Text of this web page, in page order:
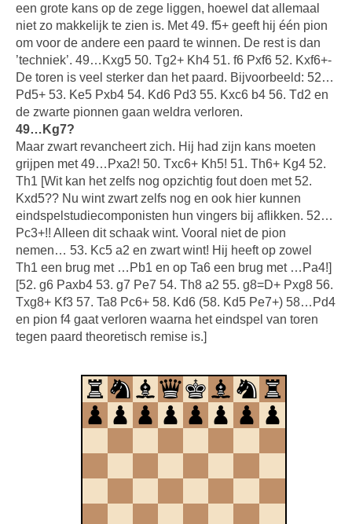
een grote kans op de zege liggen, hoewel dat allemaal
niet zo makkelijk te zien is. Met 49. f5+ geeft hij één pion
om voor de andere een paard te winnen. De rest is dan
’techniek’. 49…Kxg5 50. Tg2+ Kh4 51. f6 Pxf6 52. Kxf6+-
De toren is veel sterker dan het paard. Bijvoorbeeld: 52…
Pd5+ 53. Ke5 Pxb4 54. Kd6 Pd3 55. Kxc6 b4 56. Td2 en
de zwarte pionnen gaan weldra verloren.
49…Kg7?
Maar zwart revancheert zich. Hij had zijn kans moeten
grijpen met 49…Pxa2! 50. Txc6+ Kh5! 51. Th6+ Kg4 52.
Th1 [Wit kan het zelfs nog opzichtig fout doen met 52.
Kxd5?? Nu wint zwart zelfs nog en ook hier kunnen
eindspelstudiecomponisten hun vingers bij aflikken. 52…
Pc3+!! Alleen dit schaak wint. Vooral niet de pion
nemen… 53. Kc5 a2 en zwart wint! Hij heeft op zowel
Th1 een brug met …Pb1 en op Ta6 een brug met …Pa4!]
[52. g6 Paxb4 53. g7 Pe7 54. Th8 a2 55. g8=D+ Pxg8 56.
Txg8+ Kf3 57. Ta8 Pc6+ 58. Kd6 (58. Kd5 Pe7+) 58…Pd4
en pion f4 gaat verloren waarna het eindspel van toren
tegen paard theoretisch remise is.]